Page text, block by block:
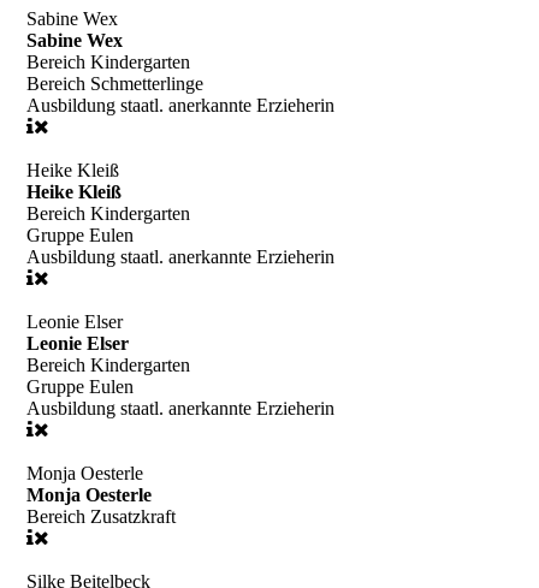
Sabine Wex
Sabine Wex
BereichKindergarten
Bereich Schmetterlinge
Ausbildungstaatl. anerkannte Erzieherin
Heike Kleiß
Heike Kleiß
BereichKindergarten
GruppeEulen
Ausbildungstaatl. anerkannte Erzieherin
Leonie Elser
Leonie Elser
BereichKindergarten
GruppeEulen
Ausbildungstaatl. anerkannte Erzieherin
Monja Oesterle
Monja Oesterle
Bereich Zusatzkraft
Silke Beitelbeck